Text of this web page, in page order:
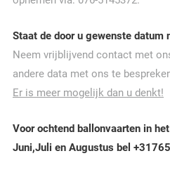
Staat de door u gewenste datum
Neem vrijblijvend contact met
andere data met ons te
Er is meer mogelijk dan u denkt!
Voor ochtend ballonvaarten in
Juni,Juli en Augustus bel